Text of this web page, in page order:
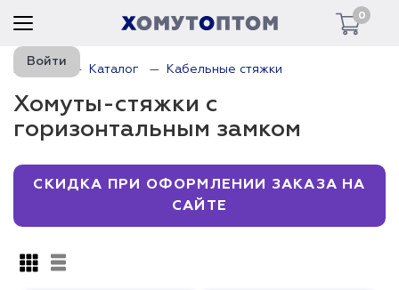
0
Войти
Главная Каталог Кабельные стяжки
Хомуты-стяжки с
горизонтальным замком
СКИДКА ПРИ ОФОРМЛЕНИИ ЗАКАЗА НА
САЙТЕ